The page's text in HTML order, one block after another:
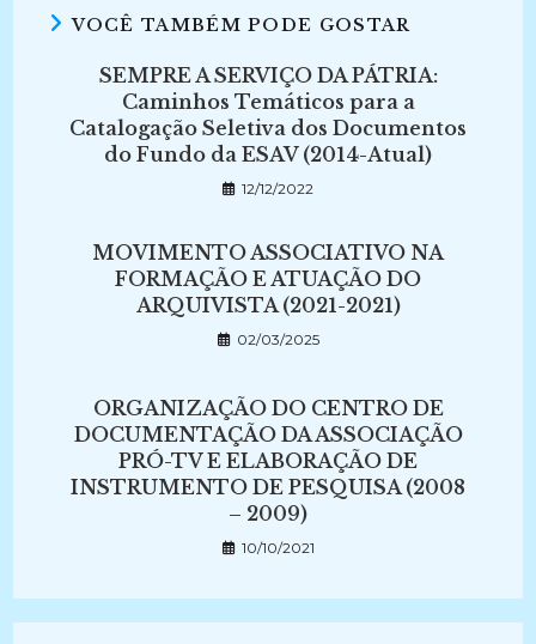
VOCÊ TAMBÉM PODE GOSTAR
SEMPRE A SERVIÇO DA PÁTRIA:
Caminhos Temáticos para a
Catalogação Seletiva dos Documentos
do Fundo da ESAV (2014-Atual)
12/12/2022
MOVIMENTO ASSOCIATIVO NA
FORMAÇÃO E ATUAÇÃO DO
ARQUIVISTA (2021-2021)
02/03/2025
ORGANIZAÇÃO DO CENTRO DE
DOCUMENTAÇÃO DA ASSOCIAÇÃO
PRÓ-TV E ELABORAÇÃO DE
INSTRUMENTO DE PESQUISA (2008
– 2009)
10/10/2021